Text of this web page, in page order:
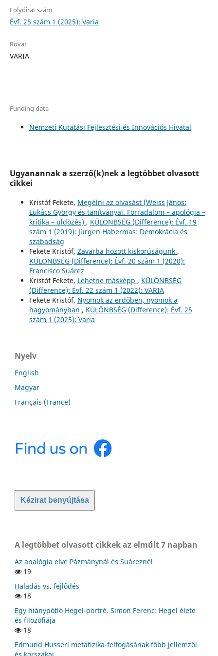
Folyóirat szám
Évf. 25 szám 1 (2025): Varia
Rovat
VARIA
Funding data
Nemzeti Kutatási Fejlesztési és Innovációs Hivatal
Ugyanannak a szerző(k)nek a legtöbbet olvasott
cikkei
Kristóf Fekete, Megélni az olvasást (Weiss János:
Lukács György és tanítványai. Forradalom – apológia –
kritika – üldözés) , KÜLÖNBSÉG (Difference): Évf. 19
szám 1 (2019): Jürgen Habermas: Demokrácia és
szabadság
Fekete Kristóf, Zavarba hozott kiskorúságunk ,
KÜLÖNBSÉG (Difference): Évf. 20 szám 1 (2020):
Francisco Suárez
Kristóf Fekete, Lehetne másképp , KÜLÖNBSÉG
(Difference): Évf. 22 szám 1 (2022): VARIA
Fekete Kristóf, Nyomok az erdőben, nyomok a
hagyományban , KÜLÖNBSÉG (Difference): Évf. 25
szám 1 (2025): Varia
Nyelv
English
Magyar
Français (France)
Kézirat benyújtása
A legtöbbet olvasott cikkek az elmúlt 7 napban
Az analógia elve Pázmánynál és Suáreznél
19
Haladás vs. fejlődés
18
Egy hiánypótló Hegel-portré. Simon Ferenc: Hegel élete
és filozófiája
18
Edmund Husserl metafizika-felfogásának főbb jellemzői
és korszakai